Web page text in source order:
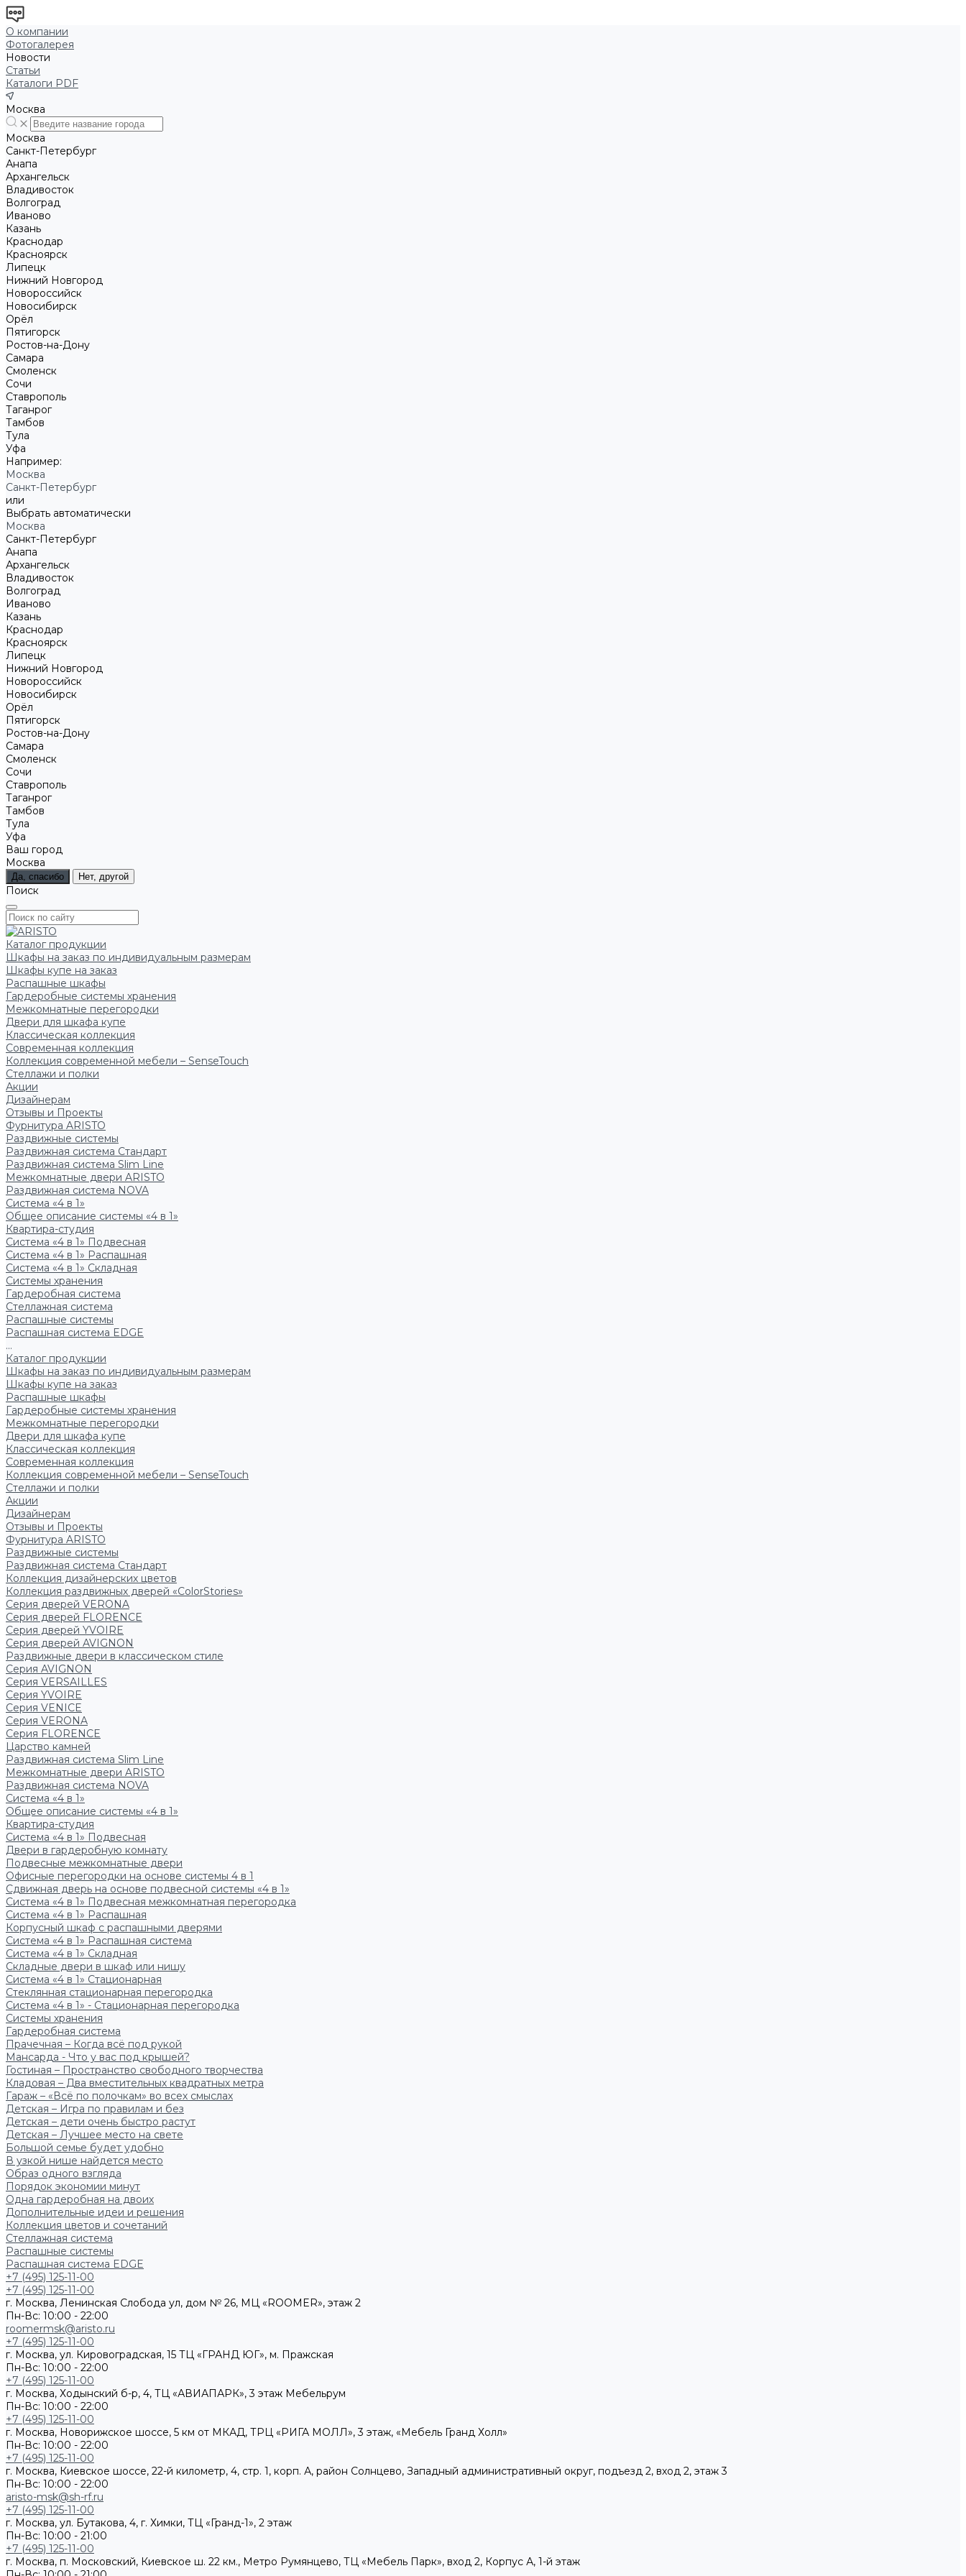
О компании
Фотогалерея
Новости
Статьи
Каталоги PDF
Москва
Москва
Санкт-Петербург
Анапа
Архангельск
Владивосток
Волгоград
Иваново
Казань
Краснодар
Красноярск
Липецк
Нижний Новгород
Новороссийск
Новосибирск
Орёл
Пятигорск
Ростов-на-Дону
Самара
Смоленск
Сочи
Ставрополь
Таганрог
Тамбов
Тула
Уфа
Например:
Москва
Санкт-Петербург
или
Выбрать автоматически
Москва
Санкт-Петербург
Анапа
Архангельск
Владивосток
Волгоград
Иваново
Казань
Краснодар
Красноярск
Липецк
Нижний Новгород
Новороссийск
Новосибирск
Орёл
Пятигорск
Ростов-на-Дону
Самара
Смоленск
Сочи
Ставрополь
Таганрог
Тамбов
Тула
Уфа
Ваш город
Москва
Да, спасибо Нет, другой
Поиск
Каталог продукции
Шкафы на заказ по индивидуальным размерам
Шкафы купе на заказ
Распашные шкафы
Гардеробные системы хранения
Межкомнатные перегородки
Двери для шкафа купе
Классическая коллекция
Современная коллекция
Коллекция современной мебели – SenseTouch
Стеллажи и полки
Акции
Дизайнерам
Отзывы и Проекты
Фурнитура ARISTO
Раздвижные системы
Раздвижная система Стандарт
Раздвижная система Slim Line
Межкомнатные двери ARISTO
Раздвижная система NOVA
Система «4 в 1»
Общее описание системы «4 в 1»
Квартира-студия
Система «4 в 1» Подвесная
Система «4 в 1» Распашная
Система «4 в 1» Складная
Системы хранения
Гардеробная система
Стеллажная система
Распашные системы
Распашная система EDGE
...
Каталог продукции
Шкафы на заказ по индивидуальным размерам
Шкафы купе на заказ
Распашные шкафы
Гардеробные системы хранения
Межкомнатные перегородки
Двери для шкафа купе
Классическая коллекция
Современная коллекция
Коллекция современной мебели – SenseTouch
Стеллажи и полки
Акции
Дизайнерам
Отзывы и Проекты
Фурнитура ARISTO
Раздвижные системы
Раздвижная система Стандарт
Коллекция дизайнерских цветов
Коллекция раздвижных дверей «ColorStories»
Серия дверей VERONA
Серия дверей FLORENCE
Серия дверей YVOIRE
Серия дверей AVIGNON
Раздвижные двери в классическом стиле
Серия AVIGNON
Серия VERSAILLES
Серия YVOIRE
Серия VENICE
Серия VERONA
Серия FLORENCE
Царство камней
Раздвижная система Slim Line
Межкомнатные двери ARISTO
Раздвижная система NOVA
Система «4 в 1»
Общее описание системы «4 в 1»
Квартира-студия
Система «4 в 1» Подвесная
Двери в гардеробную комнату
Подвесные межкомнатные двери
Офисные перегородки на основе системы 4 в 1
Сдвижная дверь на основе подвесной системы «4 в 1»
Система «4 в 1» Подвесная межкомнатная перегородка
Система «4 в 1» Распашная
Корпусный шкаф с распашными дверями
Система «4 в 1» Распашная система
Система «4 в 1» Складная
Складные двери в шкаф или нишу
Система «4 в 1» Стационарная
Стеклянная стационарная перегородка
Система «4 в 1» - Стационарная перегородка
Системы хранения
Гардеробная система
Прачечная – Когда всё под рукой
Мансарда - Что у вас под крышей?
Гостиная – Пространство свободного творчества
Кладовая – Два вместительных квадратных метра
Гараж – «Всё по полочкам» во всех смыслах
Детская – Игра по правилам и без
Детская – дети очень быстро растут
Детская – Лучшее место на свете
Большой семье будет удобно
В узкой нише найдется место
Образ одного взгляда
Порядок экономии минут
Одна гардеробная на двоих
Дополнительные идеи и решения
Коллекция цветов и сочетаний
Стеллажная система
Распашные системы
Распашная система EDGE
+7 (495) 125-11-00
+7 (495) 125-11-00
г. Москва, Ленинская Слобода ул, дом № 26, МЦ «ROOMER», этаж 2
Пн-Вс: 10:00 - 22:00
roomermsk@aristo.ru
+7 (495) 125-11-00
г. Москва, ул. Кировоградская, 15 ТЦ «ГРАНД ЮГ», м. Пражская
Пн-Вс: 10:00 - 22:00
+7 (495) 125-11-00
г. Москва, Ходынский б-р, 4, ТЦ «АВИАПАРК», 3 этаж Мебельрум
Пн-Вс: 10:00 - 22:00
+7 (495) 125-11-00
г. Москва, Новорижское шоссе, 5 км от МКАД, ТРЦ «РИГА МОЛЛ», 3 этаж, «Мебель Гранд Холл»
Пн-Вс: 10:00 - 22:00
+7 (495) 125-11-00
г. Москва, Киевское шоссе, 22-й километр, 4, стр. 1, корп. А, район Солнцево, Западный административный округ, подъезд 2, вход 2, этаж 3
Пн-Вс: 10:00 - 22:00
aristo-msk@sh-rf.ru
+7 (495) 125-11-00
г. Москва, ул. Бутакова, 4, г. Химки, ТЦ «Гранд-1», 2 этаж
Пн-Вс: 10:00 - 21:00
+7 (495) 125-11-00
г. Москва, п. Московский, Киевское ш. 22 км., Метро Румянцево, ТЦ «Мебель Парк», вход 2, Корпус А, 1-й этаж